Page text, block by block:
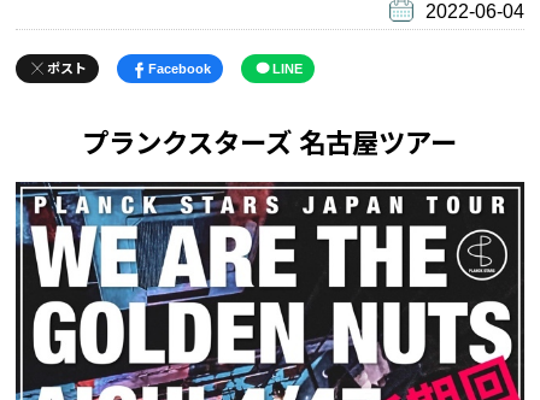
2022-06-04
ポスト Facebook LINE
プランクスターズ 名古屋ツアー
HOME
栄deハシゴ酒とは
お店検索
ビル一覧
イベント情報